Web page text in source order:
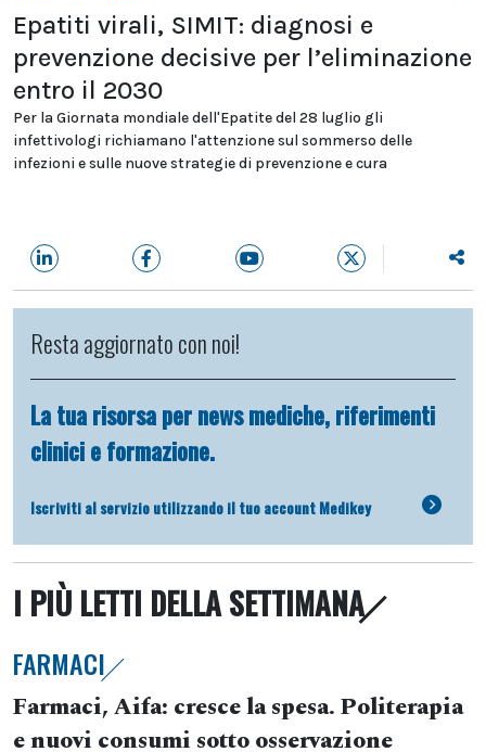
Epatiti virali, SIMIT: diagnosi e
prevenzione decisive per l’eliminazione
entro il 2030
Per la Giornata mondiale dell'Epatite del 28 luglio gli
infettivologi richiamano l'attenzione sul sommerso delle
infezioni e sulle nuove strategie di prevenzione e cura
Resta aggiornato con noi!
La tua risorsa per news mediche, riferimenti
clinici e formazione.
Iscriviti al servizio utilizzando il tuo account Medikey
I PIÙ LETTI DELLA SETTIMANA
FARMACI
Farmaci, Aifa: cresce la spesa. Politerapia
e nuovi consumi sotto osservazione